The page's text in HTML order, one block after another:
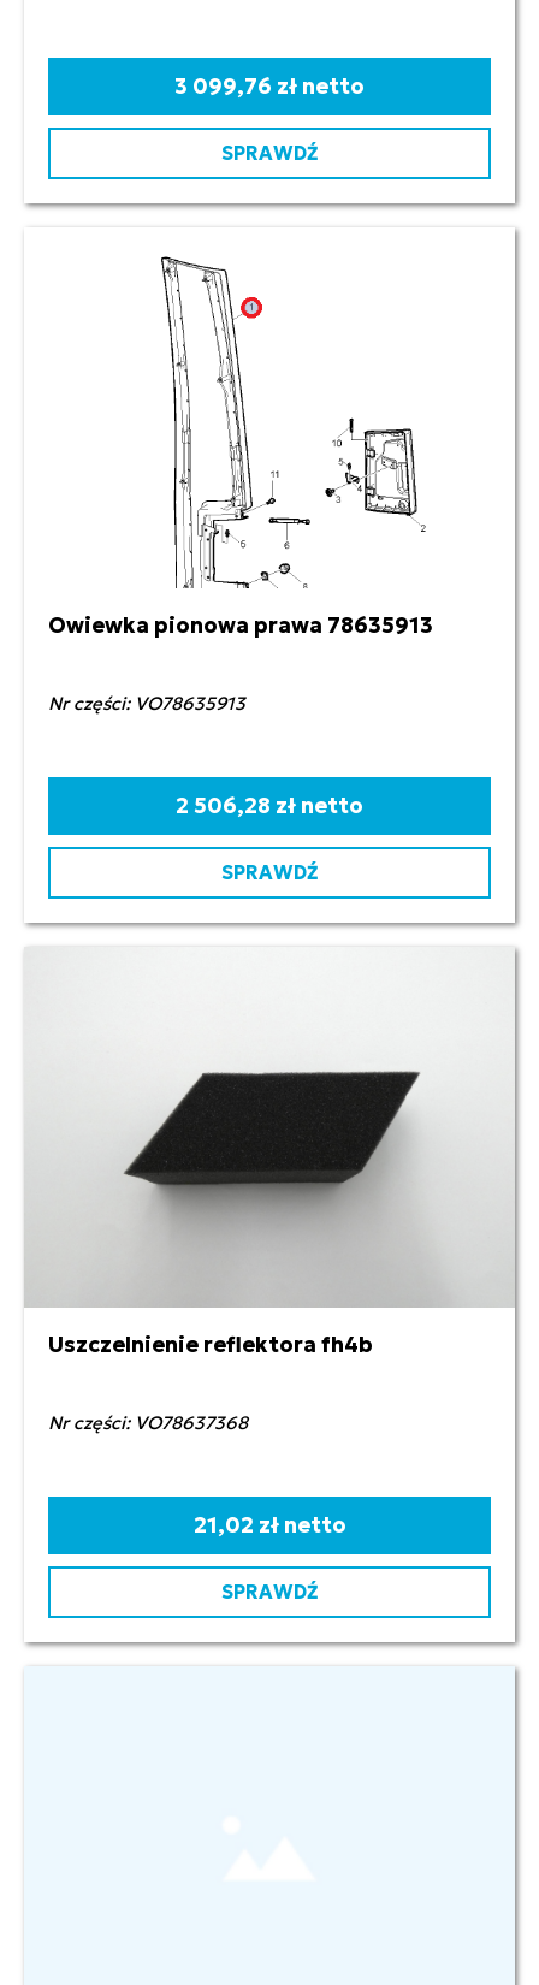
3 099,76 zł netto
SPRAWDŹ
Owiewka pionowa prawa 78635913
Nr części: VO78635913
2 506,28 zł netto
SPRAWDŹ
Uszczelnienie reflektora fh4b
Nr części: VO78637368
21,02 zł netto
SPRAWDŹ